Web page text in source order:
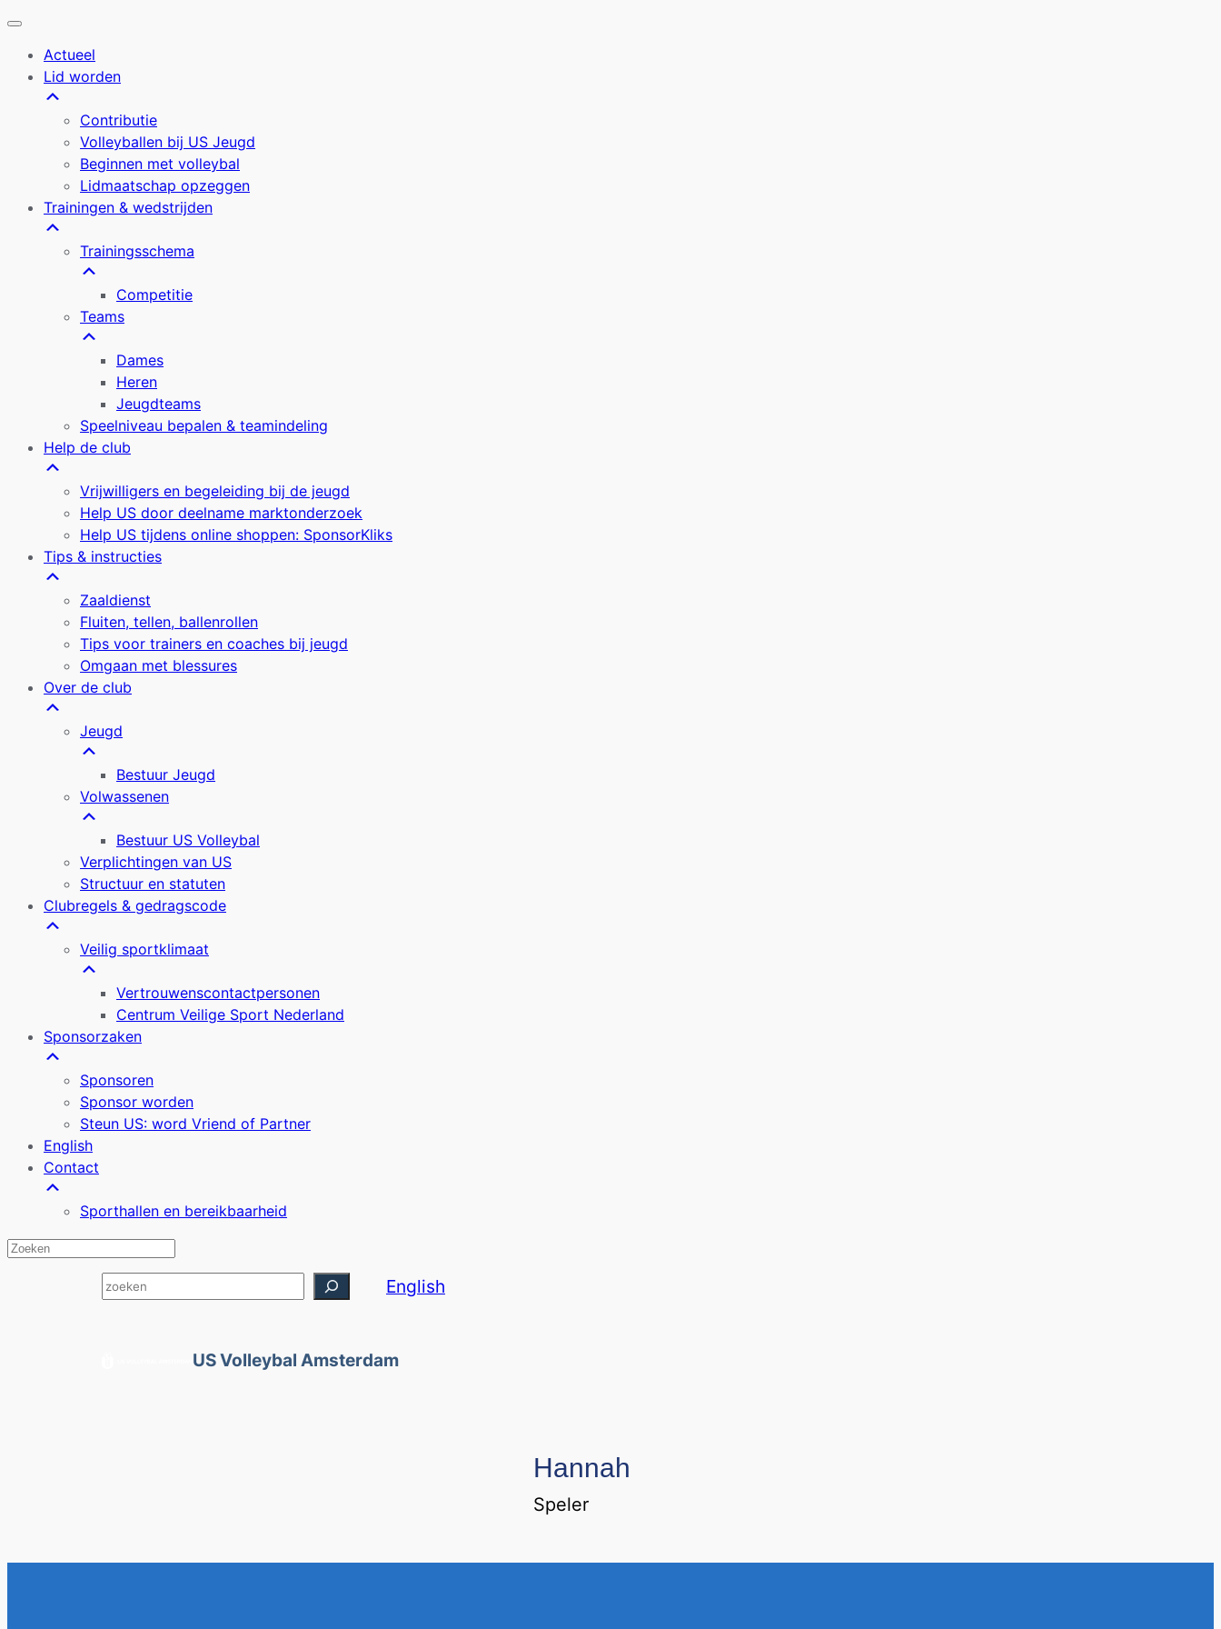
Actueel
Lid worden
Contributie
Volleyballen bij US Jeugd
Beginnen met volleybal
Lidmaatschap opzeggen
Trainingen & wedstrijden
Trainingsschema
Competitie
Teams
Dames
Heren
Jeugdteams
Speelniveau bepalen & teamindeling
Help de club
Vrijwilligers en begeleiding bij de jeugd
Help US door deelname marktonderzoek
Help US tijdens online shoppen: SponsorKliks
Tips & instructies
Zaaldienst
Fluiten, tellen, ballenrollen
Tips voor trainers en coaches bij jeugd
Omgaan met blessures
Over de club
Jeugd
Bestuur Jeugd
Volwassenen
Bestuur US Volleybal
Verplichtingen van US
Structuur en statuten
Clubregels & gedragscode
Veilig sportklimaat
Vertrouwenscontactpersonen
Centrum Veilige Sport Nederland
Sponsorzaken
Sponsoren
Sponsor worden
Steun US: word Vriend of Partner
English
Contact
Sporthallen en bereikbaarheid
Zoeken English
US Volleybal Amsterdam
Hannah
Speler